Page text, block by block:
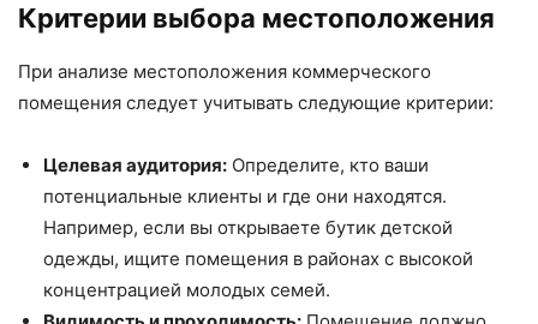
Критерии выбора местоположения
При анализе местоположения коммерческого
помещения следует учитывать следующие критерии:
Целевая аудитория: Определите, кто ваши
потенциальные клиенты и где они находятся.
Например, если вы открываете бутик детской
одежды, ищите помещения в районах с высокой
концентрацией молодых семей.